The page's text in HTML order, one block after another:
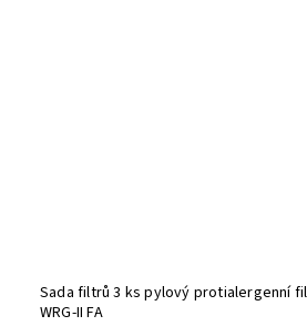
Sada filtrů 3 ks pylový protialergenní
WRG-II FA